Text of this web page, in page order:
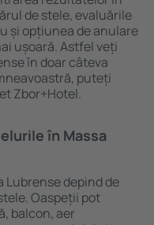
de stele, evaluările
și opțiunea de anulare
ușoară. Astfel veți
în doar câteva
puteți
Zbor+Hotel.
în Massa
depind de
Oaspeții pot
balcon, aer